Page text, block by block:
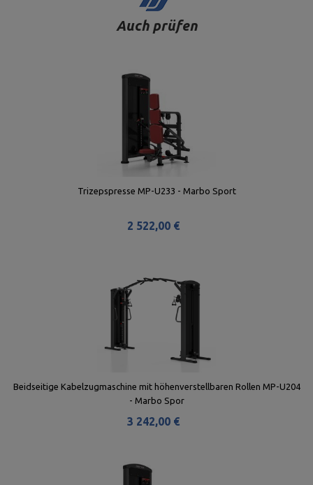
Auch prüfen
Trizepspresse MP-U233 - Marbo Sport
2 522,00 €
Beidseitige Kabelzugmaschine mit höhenverstellbaren Rollen MP-U204
- Marbo Spor
3 242,00 €